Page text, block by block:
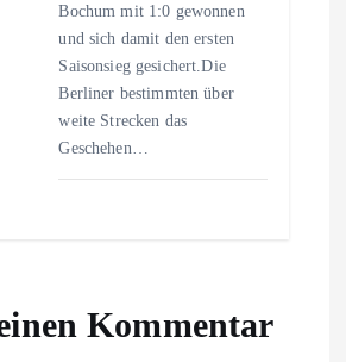
Bochum mit 1:0 gewonnen
und sich damit den ersten
Saisonsieg gesichert.Die
Berliner bestimmten über
weite Strecken das
Geschehen…
Kommentar